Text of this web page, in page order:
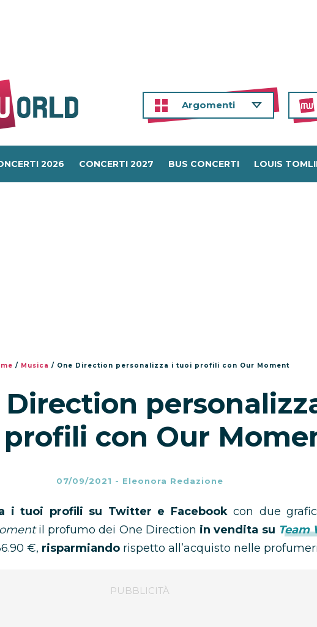
Argomenti
2026 CONCERTI 2027 BUS CONCERTI LOUIS
/ Musica / One Direction personalizza i tuoi profili con Our Moment
Direction
con Our
07/09/2021 - Eleonora Redazione
i tuoi profili su Twitter e Facebookcon due
il profumo dei One Direction in vendita su Team
€, risparmiando rispetto all’acquisto nelle